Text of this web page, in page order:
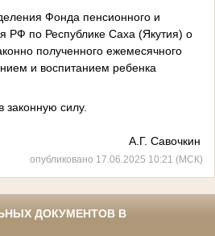
Фонда пенсионного и
РФ по Республике Саха (Якутия) о
полученного ежемесячного
и воспитанием ребенка
законную силу.
А.Г. Савочкин
опубликовано 17.06.2025 10:21 (МСК)
ДОКУМЕНТОВ В